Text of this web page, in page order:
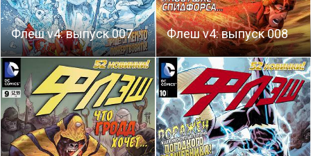
Флеш v4: выпуск 007 Флеш v4: выпуск 008